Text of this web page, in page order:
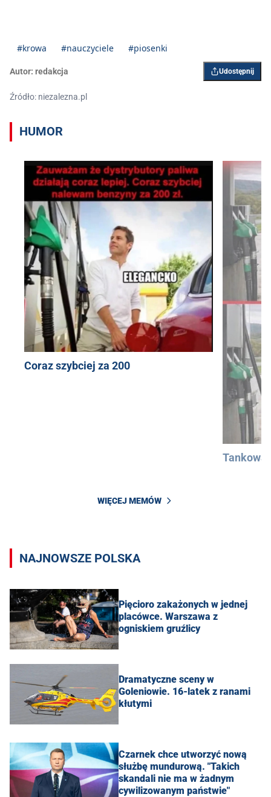
#krowa #nauczyciele #piosenki
Autor: redakcja Udostępnij
Źródło: niezalezna.pl
HUMOR
Coraz szybciej za 200
WIĘCEJ MEMÓW
NAJNOWSZE POLSKA
Pięcioro zakażonych w jednej
placówce. Warszawa z
ogniskiem gruźlicy
Dramatyczne sceny w
Goleniowie. 16-latek z ranami
kłutymi
Czarnek chce utworzyć nową
służbę mundurową. "Takich
skandali nie ma w żadnym
cywilizowanym państwie"